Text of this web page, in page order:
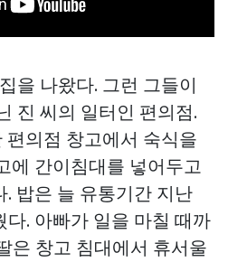
을 나왔다. 그런 그들이
진 씨의 일터인 편의점.
편의점 창고에서 숙식을
에 간이침대를 넣어두고
밥은 늘 유통기간 지난
. 아빠가 일을 마칠 때까
은 창고 침대에서 휴서울